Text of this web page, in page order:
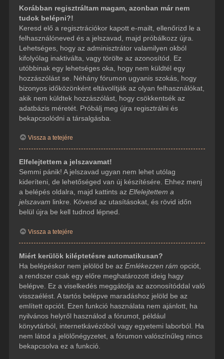
Korábban regisztráltam magam, azonban már nem
tudok belépni?!
Keresd elő a regisztrációkor kapott e-mailt, ellenőrizd le a
felhasználóneved és a jelszavad, majd próbálkozz újra.
Lehetséges, hogy az adminisztrátor valamilyen okból
kifolyólag inaktiválta, vagy törölte az azonosítód. Ez
utóbbinak egy lehetséges oka, hogy nem küldtél egy
hozzászólást se. Néhány fórumon ugyanis szokás, hogy
bizonyos időközönként eltávolítják az olyan felhasználókat,
akik nem küldtek hozzászólást, hogy csökkentsék az
adatbázis méretét. Próbálj meg újra regisztrálni és
bekapcsolódni a társalgásba.
Vissza a tetejére
Elfelejtettem a jelszavamat!
Semmi pánik! A jelszavad ugyan nem lehet utólag
kideríteni, de lehetőséged van új készítésére. Ehhez menj
a belépés oldalra, majd kattints az Elfelejtettem a
jelszavam linkre. Kövesd az utasításokat, és rövid időn
belül újra be kell tudnod lépned.
Vissza a tetejére
Miért kerülök kiléptetésre automatikusan?
Ha belépéskor nem jelölöd be az Emlékezzen rám opciót,
a rendszer csak egy előre meghatározott ideig hagy
belépve. Ez a viselkedés meggátolja az azonosítóddal való
visszaélést. A tartós belépve maradáshoz jelöld be az
említett opciót. Ezen funkció használata nem ajánlott, ha
nyilvános helyről használod a fórumot, például
könyvtárból, internetkávézóból vagy egyetemi laborból. Ha
nem látod a jelölőnégyzetet, a fórumon valószínűleg nincs
bekapcsolva ez a funkció.